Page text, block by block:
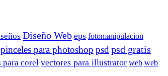
Diseño Web eps fotomanipulacion
pinceles para photoshop psd psd gratis
para corel vectores para illustrator web web